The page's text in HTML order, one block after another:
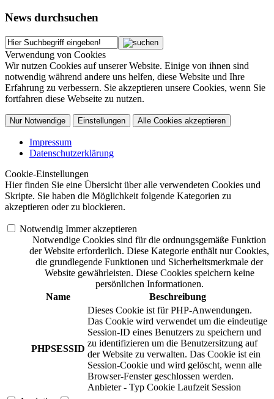
News durchsuchen
Verwendung von Cookies
Wir nutzen Cookies auf unserer Website. Einige von ihnen sind
notwendig während andere uns helfen, diese Website und Ihre
Erfahrung zu verbessern. Sie akzeptieren unsere Cookies, wenn Sie
fortfahren diese Webseite zu nutzen.
Nur Notwendige Einstellungen Alle Cookies akzeptieren
Impressum
Datenschutzerklärung
Cookie-Einstellungen
Hier finden Sie eine Übersicht über alle verwendeten Cookies und
Skripte. Sie haben die Möglichkeit folgende Kategorien zu
akzeptieren oder zu blockieren.
Notwendig Immer akzeptieren
Notwendige Cookies sind für die ordnungsgemäße Funktion
der Website erforderlich. Diese Kategorie enthält nur Cookies,
die grundlegende Funktionen und Sicherheitsmerkmale der
Website gewährleisten. Diese Cookies speichern keine
persönlichen Informationen.
Name
Beschreibung
PHPSESSID
Dieses Cookie ist für PHP-Anwendungen.
Das Cookie wird verwendet um die eindeutige
Session-ID eines Benutzers zu speichern und
zu identifizieren um die Benutzersitzung auf
der Website zu verwalten. Das Cookie ist ein
Session-Cookie und wird gelöscht, wenn alle
Browser-Fenster geschlossen werden.
Anbieter - Typ Cookie Laufzeit Session